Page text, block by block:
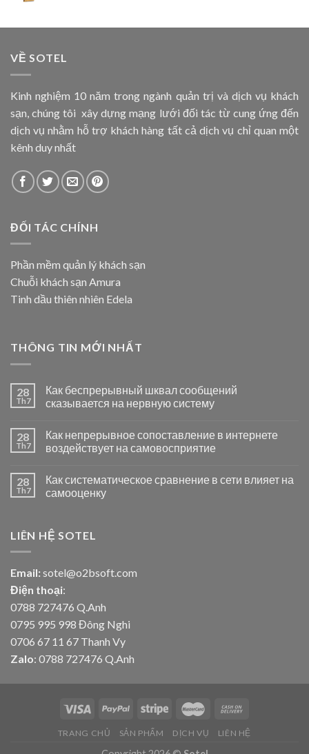
VỀ SOTEL
Kinh nghiệm 10 năm trong ngành quản trị và dịch vụ khách
sạn, chúng tôi xây dựng mạng lưới đối tác từ cung ứng đến
dịch vụ nhằm hỗ trợ khách hàng tất cả dịch vụ chỉ quan một
kênh duy nhất
ĐỐI TÁC CHÍNH
Phần mềm quản lý khách sạn
Chuỗi khách sạn Amura
Tinh dầu thiên nhiên Edela
THÔNG TIN MỚI NHẤT
28
Th7
Как беспрерывный шквал сообщений
сказывается на нервную систему
28
Th7
Как непрерывное сопоставление в интернете
воздействует на самовосприятие
28
Th7
Как систематическое сравнение в сети влияет на
самооценку
LIÊN HỆ SOTEL
Email: sotel@o2bsoft.com
Điện thoại:
0788 727476 Q.Anh
0795 995 998 Đông Nghi
0706 67 11 67 Thanh Vy
Zalo: 0788 727476 Q.Anh
TRANG CHỦ SẢN PHẨM DỊCH VỤ LIÊN HỆ